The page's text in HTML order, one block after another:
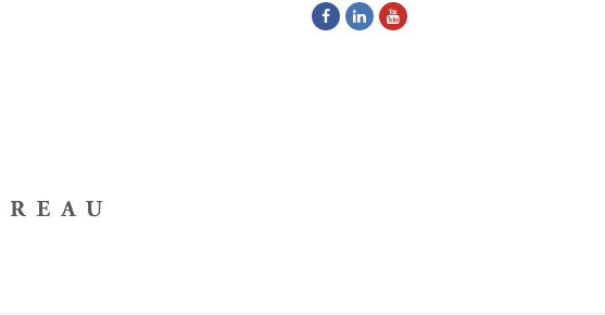
Facebook
LinkedInYoutube